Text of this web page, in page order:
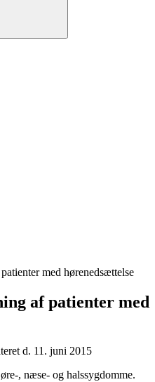
med hørenedsættelse
af patienter med
d. 11. juni 2015
, næse- og halssygdomme.